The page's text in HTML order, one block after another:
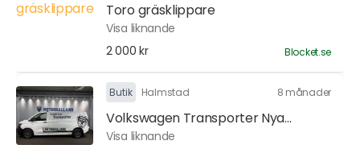
Toro gräsklippare
Visa liknande
2 000 kr
Blocket.se
Butik Halmstad 8 månader
Volkswagen Transporter Nya...
Visa liknande